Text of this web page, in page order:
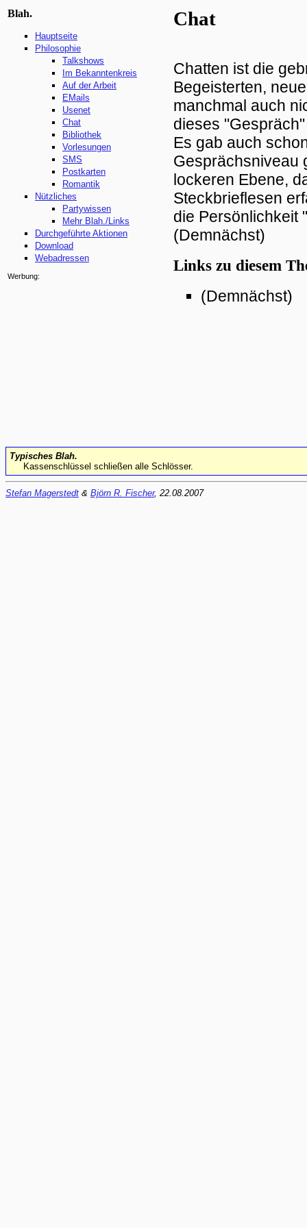
Blah.
Hauptseite
Philosophie
Talkshows
Im Bekanntenkreis
Auf der Arbeit
EMails
Usenet
Chat
Bibliothek
Vorlesungen
SMS
Postkarten
Romantik
Nützliches
Partywissen
Mehr Blah./Links
Durchgeführte Aktionen
Download
Webadressen
Werbung:
Chat
Chatten ist die
Begeisterten,
manchmal auch
dieses
Es gab auch
Gesprächsniveau
lockeren Ebene,
Steckbrieflesen
die Persönlichkeit
(Demnächst)
Links zu diesem
(Demnächst)
Typisches Blah.
Kassenschlüssel schließen alle Schlösser.
Stefan Magerstedt & Björn R. Fischer, 22.08.2007